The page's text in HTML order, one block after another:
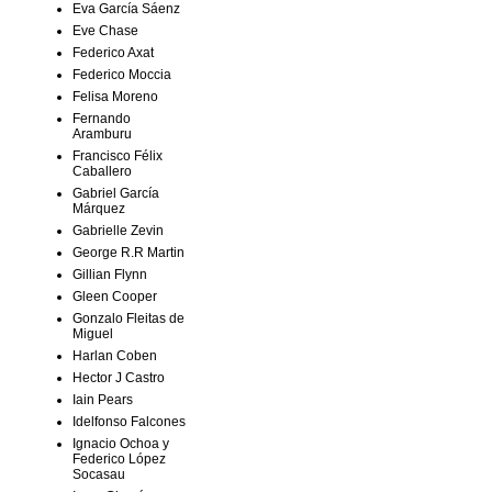
Eva García Sáenz
Eve Chase
Federico Axat
Federico Moccia
Felisa Moreno
Fernando
Aramburu
Francisco Félix
Caballero
Gabriel García
Márquez
Gabrielle Zevin
George R.R Martin
Gillian Flynn
Gleen Cooper
Gonzalo Fleitas de
Miguel
Harlan Coben
Hector J Castro
Iain Pears
Idelfonso Falcones
Ignacio Ochoa y
Federico López
Socasau